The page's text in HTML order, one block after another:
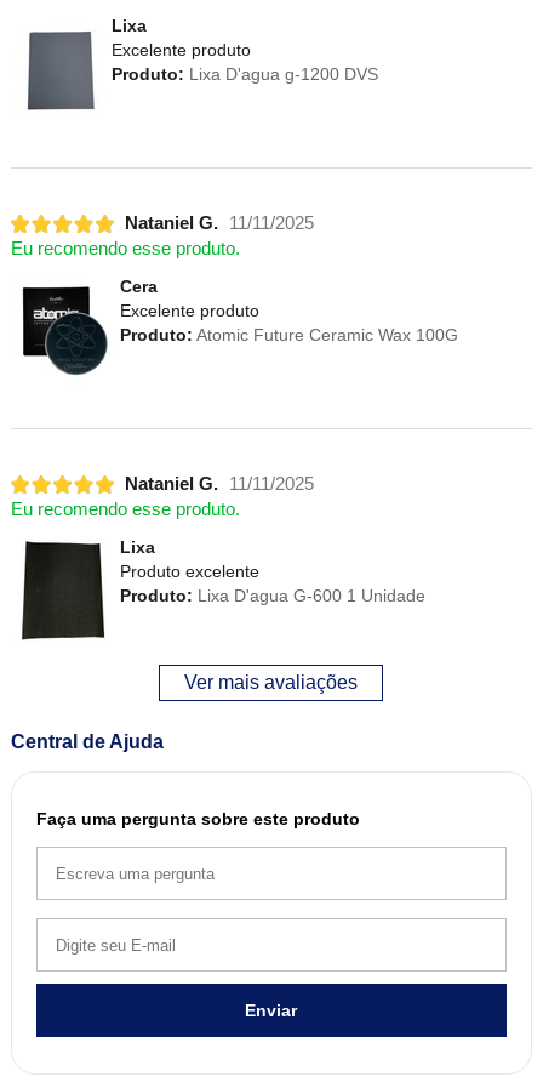
Lixa
Excelente produto
Produto: Lixa D'agua g-1200 DVS
Nataniel G.
11/11/2025
Eu recomendo esse produto.
Cera
Excelente produto
Produto: Atomic Future Ceramic Wax 100G
Nataniel G.
11/11/2025
Eu recomendo esse produto.
Lixa
Produto excelente
Produto: Lixa D'agua G-600 1 Unidade
Ver mais avaliações
Central de Ajuda
Faça uma pergunta sobre este produto
Enviar